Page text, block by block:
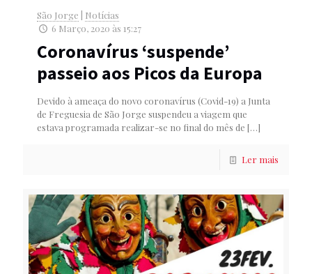
São Jorge
Notícias
6 Março, 2020 às 15:27
Coronavírus ‘suspende’
passeio aos Picos da Europa
Devido à ameaça do novo coronavírus (Covid-19) a Junta
de Freguesia de São Jorge suspendeu a viagem que
estava programada realizar-se no final do mês de […]
Ler mais